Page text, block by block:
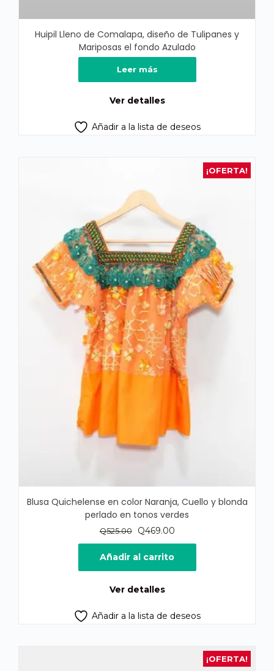
Huipil Lleno de Comalapa, diseño de Tulipanes y
Mariposas el fondo Azulado
Leer más
Ver detalles
Añadir a la lista de deseos
¡OFERTA!
Blusa Quichelense en color Naranja, Cuello y blonda
perlado en tonos verdes
Q525.00
El
precio
original
era:
Q469.00El
precio
actual
es:
Añadir al carrito
Ver detalles
Añadir a la lista de deseos
¡OFERTA!